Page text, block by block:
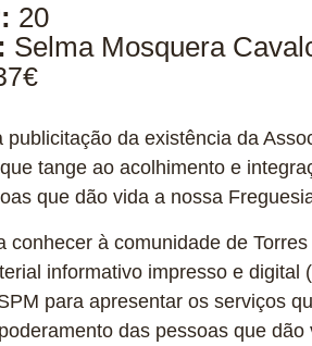
20
Selma Mosquera
publicitação da existência da
tange ao acolhimento e
que dão vida a nossa
conhecer à comunidade de
informativo impresso e
para apresentar os serviços
das pessoas que